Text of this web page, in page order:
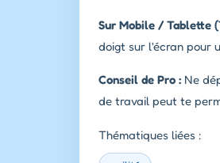
Sur Mobile / Tablette
doigt sur l'écran pour
Conseil de Pro : Ne
de travail peut te
Thématiques liées :